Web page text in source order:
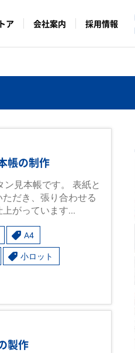
ア 会社案内 採用情報
帳の制作
見本帳です。 表紙と
だき、張り合わせる
がっています...
A4
小ロット
製作